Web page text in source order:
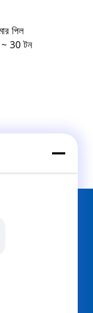
পিল
30 টন